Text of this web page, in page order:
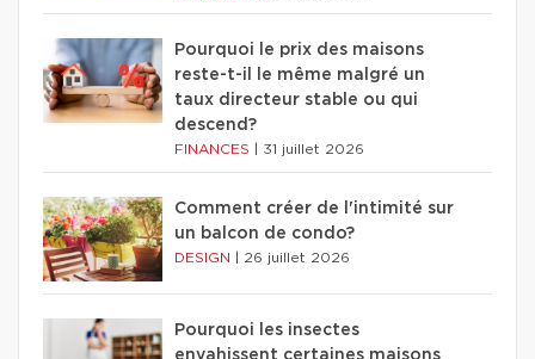
Pourquoi le prix des maisons
reste-t-il le même malgré un
taux directeur stable ou qui
descend?
FINANCES 31 juillet 2026
Comment créer de l'intimité sur
un balcon de condo?
DESIGN 26 juillet 2026
Pourquoi les insectes